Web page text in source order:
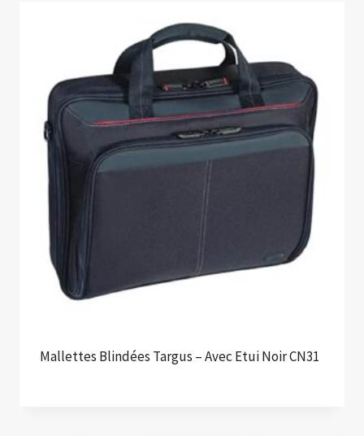
Mallettes Blindées Targus – Avec Etui Noir CN31